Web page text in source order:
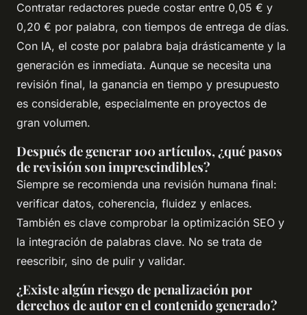
Contratar redactores puede costar entre 0,05 € y
0,20 € por palabra, con tiempos de entrega de días.
Con IA, el coste por palabra baja drásticamente y la
generación es inmediata. Aunque se necesita una
revisión final, la ganancia en tiempo y presupuesto
es considerable, especialmente en proyectos de
gran volumen.
Después de generar 100 artículos, ¿qué pasos
de revisión son imprescindibles?
Siempre se recomienda una revisión humana final:
verificar datos, coherencia, fluidez y enlaces.
También es clave comprobar la optimización SEO y
la integración de palabras clave. No se trata de
reescribir, sino de pulir y validar.
¿Existe algún riesgo de penalización por
derechos de autor en el contenido generado?